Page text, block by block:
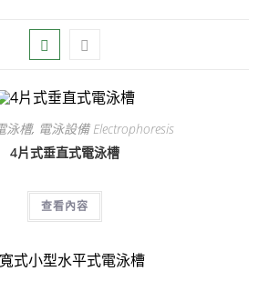
泳槽, 電泳設備 Electrophoresis
4片式垂直式電泳槽
查看內容